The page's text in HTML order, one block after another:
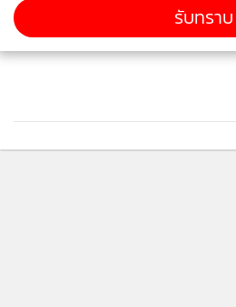
เรือนและการเกษตรโดยรอบ
และประเด็นที่สี่ ควรมีการตั้งกองทุน
ศึกษาผลกระทบในระยะยาว รวมถึง
รับทราบ